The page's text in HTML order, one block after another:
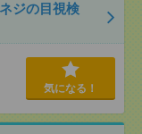
ジの目視検
気になる！